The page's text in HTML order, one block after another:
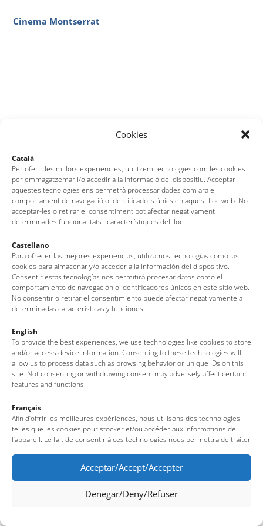
Cookies
Català
Per oferir les millors experiències, utilitzem tecnologies com les cookies
per emmagatzemar i/o accedir a la informació del dispositiu. Acceptar
aquestes tecnologies ens permetrà processar dades com ara el
comportament de navegació o identificadors únics en aquest lloc web. No
acceptar-les o retirar el consentiment pot afectar negativament
determinades funcionalitats i característiques del lloc.
Castellano
Para ofrecer las mejores experiencias, utilizamos tecnologías como las
cookies para almacenar y/o acceder a la información del dispositivo.
Consentir estas tecnologías nos permitirá procesar datos como el
comportamiento de navegación o identificadores únicos en este sitio web.
No consentir o retirar el consentimiento puede afectar negativamente a
determinadas características y funciones.
English
To provide the best experiences, we use technologies like cookies to store
and/or access device information. Consenting to these technologies will
allow us to process data such as browsing behavior or unique IDs on this
site. Not consenting or withdrawing consent may adversely affect certain
features and functions.
Français
Afin d’offrir les meilleures expériences, nous utilisons des technologies
telles que les cookies pour stocker et/ou accéder aux informations de
l’appareil. Le fait de consentir à ces technologies nous permettra de traiter
uniques sur ce site. Le fait de ne pas consentir ou de retirer son
consentement peut avoir un effet négatif sur certaines fonctionnalités et
caractéristiques du site.
Acceptar/Accept/Accepter
Denegar/Deny/Refuser
Cinema Montserrat